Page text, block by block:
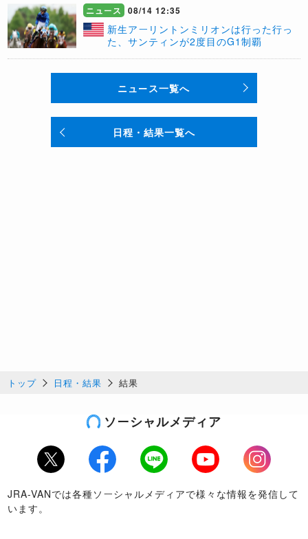
ニュース 08/14 12:35
新生アーリントンミリオンは行った行っ
た、サンティンが2度目のG1制覇
ニュース一覧へ
日程・結果一覧へ
トップ 日程・結果 結果
ソーシャルメディア
Twitter Facebook LINE Youtube
Instagram
JRA-VANでは各種ソーシャルメディアで様々な情報を発信して
います。